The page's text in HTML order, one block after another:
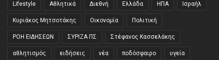
Lifestyle Αθλητικά Διεθνή Ελλάδα ΗΠΑ Ισραήλ
Κυριάκος Μητσοτάκης Οικονομία Πολιτική
ΡΟΗ ΕΙΔΗΣΕΩΝ ΣΥΡΙΖΑ ΠΣ Στέφανος Κασσελάκης
αθλητισμός ειδήσεις νέα ποδόσφαιρο υγεία